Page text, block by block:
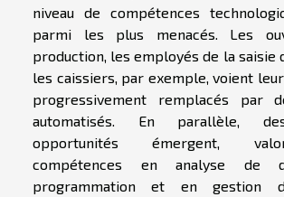
niveau de compétences
parmi les plus menacés. Les
production, les employés de la saisie
les caissiers, par exemple, voient
progressivement remplacés par
automatisés. En parallèle,
opportunités émergent,
compétences en analyse de
programmation et en gestion